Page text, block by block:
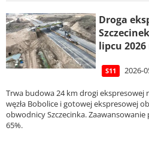
Droga
lipcu 2026
S11 2026-
Trwa budowa 24 km drogi ekspresowej
węzła Bobolice i gotowej ekspresowej
obwodnicy Szczecinka.
65%.